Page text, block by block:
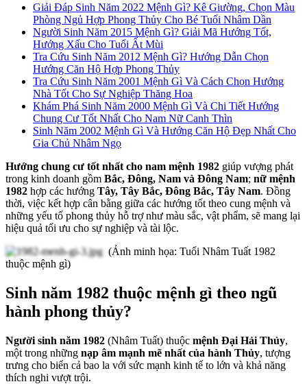
Giải Đáp Sinh Năm 2022 Mệnh Gì? Kê Giường, Chọn Màu
Phòng Ngủ Hợp Phong Thủy Cho Bé Tuổi Nhâm Dần
Người Sinh Năm 2015 Mệnh Gì? Giải Mã Hướng Tốt,
Hướng Xấu Cho Tuổi Ất Mùi
Tra Cứu Sinh Năm 2012 Mệnh Gì? Hướng Dẫn Chọn
Hướng Căn Hộ Hợp Phong Thủy
Tra Cứu Sinh Năm 2001 Mệnh Gì Và Cách Chọn Hướng
Nhà Tốt Cho Sự Nghiệp Thăng Hoa
Khám Phá Sinh Năm 2000 Mệnh Gì Và Chi Tiết Hướng
Chung Cư Tốt Nhất Cho Nam Nữ Canh Thìn
Sinh Năm 2002 Mệnh Gì Và Hướng Căn Hộ Đẹp Nhất Cho
Gia Chủ Nhâm Ngọ
Hướng chung cư tốt nhất cho nam mệnh 1982 giúp vượng phát
trong kinh doanh gồm Bắc, Đông, Nam và Đông Nam; nữ mệnh
1982 hợp các hướng Tây, Tây Bắc, Đông Bắc, Tây Nam. Đồng
thời, việc kết hợp cân bằng giữa các hướng tốt theo cung mệnh và
những yếu tố phong thủy hỗ trợ như màu sắc, vật phẩm, sẽ mang lại
hiệu quả tối ưu cho sự nghiệp và tài lộc.
(Ảnh minh họa: Tuổi Nhâm Tuất 1982
thuộc mệnh gì)
Sinh năm 1982 thuộc mệnh gì theo ngũ
hành phong thủy?
Người sinh năm 1982 (Nhâm Tuất) thuộc mệnh Đại Hải Thủy,
một trong những nạp âm mạnh mẽ nhất của hành Thủy, tượng
trưng cho biển cả bao la với sức mạnh kinh tế to lớn và khả năng
thích nghi vượt trội.